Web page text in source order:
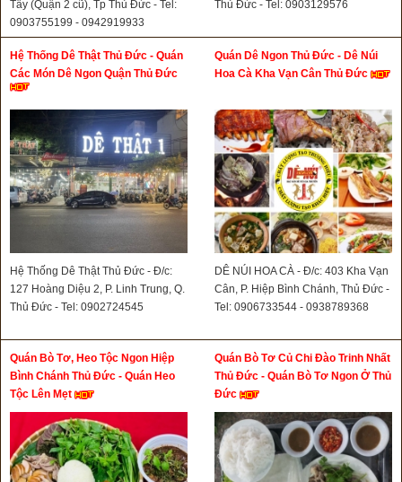
Tây (Quận 2 cũ), Tp Thủ Đức - Tel:
0903755199 - 0942919933
Thủ Đức - Tel: 0903129576
Hệ Thống Dê Thật Thủ Đức - Quán
Các Món Dê Ngon Quận Thủ Đức
Hệ Thống Dê Thật Thủ Đức - Đ/c:
127 Hoàng Diệu 2, P. Linh Trung, Q.
Thủ Đức - Tel: 0902724545
Quán Dê Ngon Thủ Đức - Dê Núi
Hoa Cà Kha Vạn Cân Thủ Đức
DÊ NÚI HOA CÀ - Đ/c: 403 Kha Vạn
Cân, P. Hiệp Bình Chánh, Thủ Đức -
Tel: 0906733544 - 0938789368
Quán Bò Tơ, Heo Tộc Ngon Hiệp
Bình Chánh Thủ Đức - Quán Heo
Tộc Lên Mẹt
Quán Bò Tơ Củ Chi Đào Trinh Nhất
Thủ Đức - Quán Bò Tơ Ngon Ở Thủ
Đức